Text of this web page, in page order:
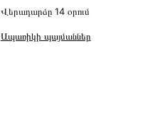
Վերադարձը 14 օրում
Ապառիկի պայմաններ